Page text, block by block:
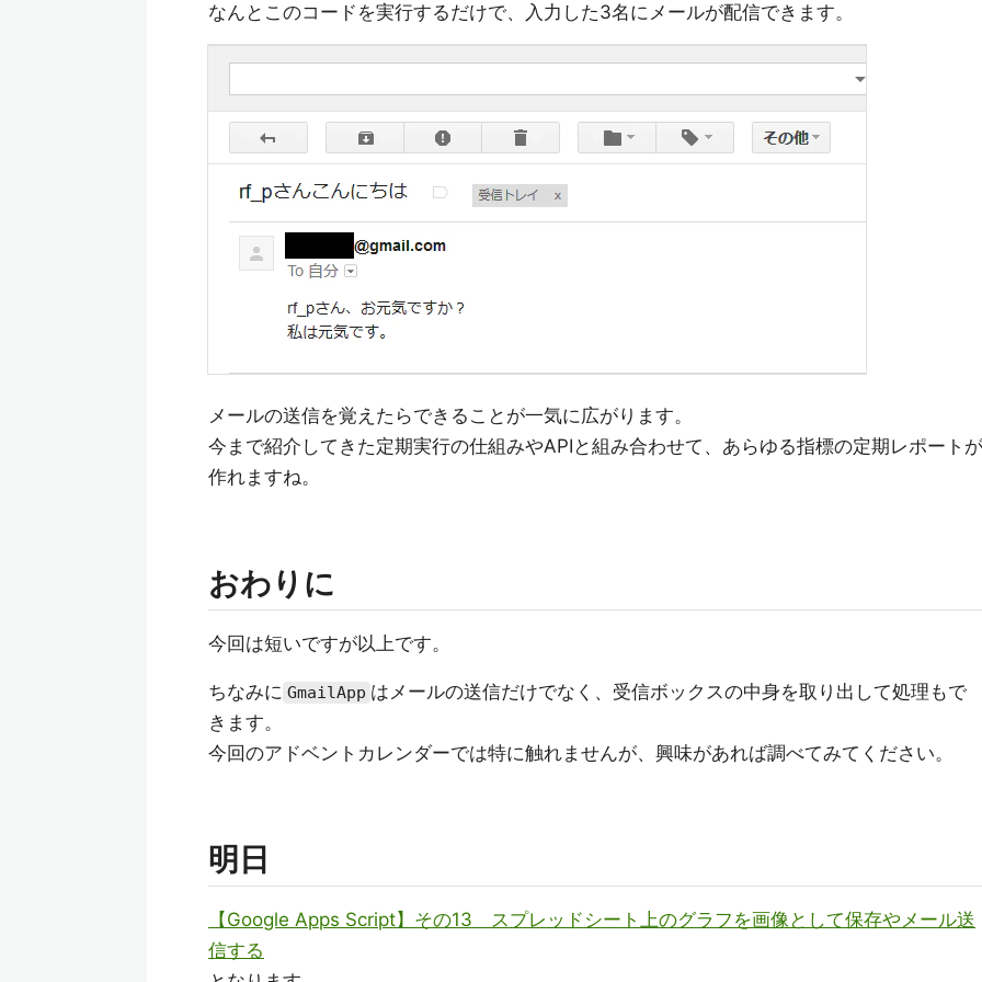
なんとこのコードを実行するだけで、入力した3名にメールが配信できます。
メールの送信を覚えたらできることが一気に広がります。
今まで紹介してきた定期実行の仕組みやAPIと組み合わせて、あらゆる指標の定期レポートが
作れますね。
おわりに
今回は短いですが以上です。
ちなみに GmailApp はメールの送信だけでなく、受信ボックスの中身を取り出して処理もで
きます。
今回のアドベントカレンダーでは特に触れませんが、興味があれば調べてみてください。
明日
【Google Apps Script】その13 スプレッドシート上のグラフを画像として保存やメール送
信する